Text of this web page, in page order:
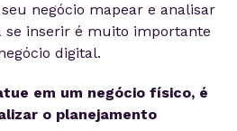
negócio mapear e analisar
se inserir é muito importante
digital.
em um negócio físico, é
o planejamento